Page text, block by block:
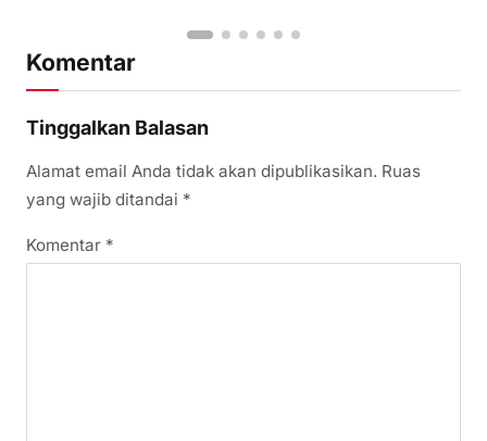
Komentar
Tinggalkan Balasan
Alamat email Anda tidak akan dipublikasikan. Ruas
yang wajib ditandai *
Komentar *